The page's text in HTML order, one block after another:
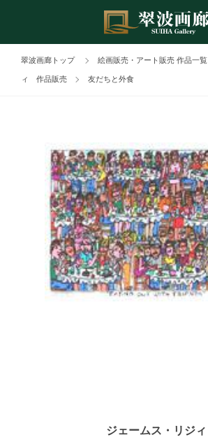
翠波画廊トップ 絵画販売・アート販売 作品一覧
ィ 作品販売 友だちと外食
ジェームス・リジィ